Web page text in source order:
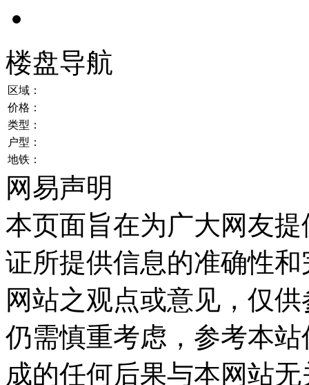
楼盘导航
区域：
价格：
类型：
户型：
地铁：
网易声明
本页面旨在为广大网友
证所提供信息的准确性
网站之观点或意见，仅
仍需慎重考虑，参考本
成的任何后果与本网站